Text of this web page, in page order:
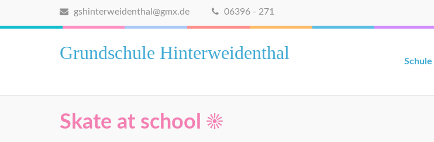
gshinterweidenthal@gmx.de 06396 - 271
Grundschule Hinterweidenthal Schule
Skate at school ☀️